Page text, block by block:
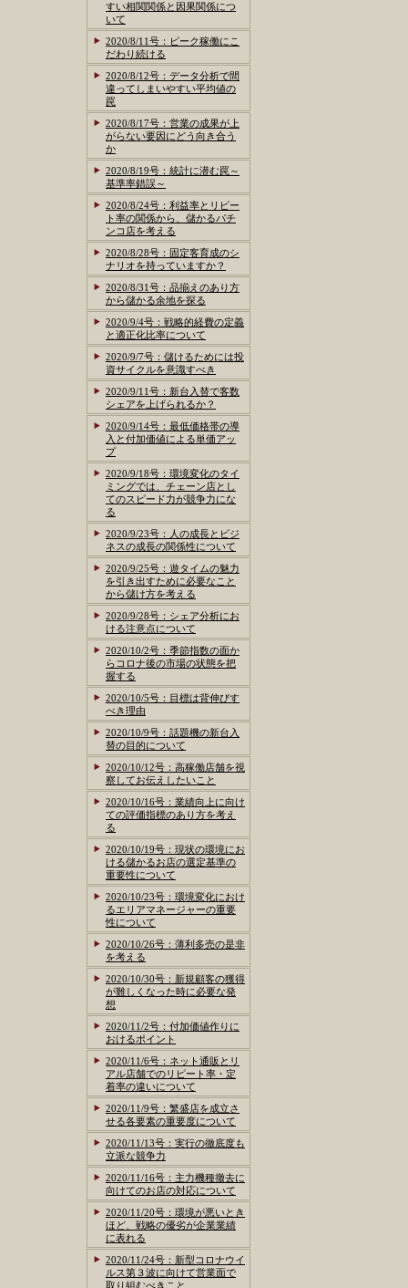
すい相関関係と因果関係につ
いて
2020/8/11号：ピーク稼働にこ
だわり続ける
2020/8/12号：データ分析で間
違ってしまいやすい平均値の
罠
2020/8/17号：営業の成果が上
がらない要因にどう向き合う
か
2020/8/19号：統計に潜む罠～
基準率錯誤～
2020/8/24号：利益率とリピー
ト率の関係から、儲かるパチ
ンコ店を考える
2020/8/28号：固定客育成のシ
ナリオを持っていますか？
2020/8/31号：品揃えのあり方
から儲かる余地を探る
2020/9/4号：戦略的経費の定義
と適正化比率について
2020/9/7号：儲けるためには投
資サイクルを意識すべき
2020/9/11号：新台入替で客数
シェアを上げられるか？
2020/9/14号：最低価格帯の導
入と付加価値による単価アッ
プ
2020/9/18号：環境変化のタイ
ミングでは、チェーン店とし
てのスピード力が競争力にな
る
2020/9/23号：人の成長とビジ
ネスの成長の関係性について
2020/9/25号：遊タイムの魅力
を引き出すために必要なこと
から儲け方を考える
2020/9/28号：シェア分析にお
ける注意点について
2020/10/2号：季節指数の面か
らコロナ後の市場の状態を把
握する
2020/10/5号：目標は背伸びす
べき理由
2020/10/9号：話題機の新台入
替の目的について
2020/10/12号：高稼働店舗を視
察してお伝えしたいこと
2020/10/16号：業績向上に向け
ての評価指標のあり方を考え
る
2020/10/19号：現状の環境にお
ける儲かるお店の選定基準の
重要性について
2020/10/23号：環境変化におけ
るエリアマネージャーの重要
性について
2020/10/26号：薄利多売の是非
を考える
2020/10/30号：新規顧客の獲得
が難しくなった時に必要な発
想
2020/11/2号：付加価値作りに
おけるポイント
2020/11/6号：ネット通販とリ
アル店舗でのリピート率・定
着率の違いについて
2020/11/9号：繁盛店を成立さ
せる各要素の重要度について
2020/11/13号：実行の徹底度も
立派な競争力
2020/11/16号：主力機種撤去に
向けてのお店の対応について
2020/11/20号：環境が悪いとき
ほど、戦略の優劣が企業業績
に表れる
2020/11/24号：新型コロナウイ
ルス第３波に向けて営業面で
取り組むべきこと